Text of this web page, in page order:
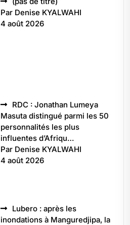
5496
Par Denise KYALWAHI
4 août 2026
RDC : Jonathan Lumeya
Masuta distingué parmi les 50
personnalités les plus
influentes d’Afriqu…
Par Denise KYALWAHI
4 août 2026
Lubero : après les
inondations à Manguredjipa, la